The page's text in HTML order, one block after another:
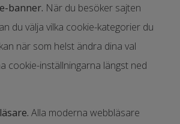
banner. När du besöker sajten
du välja vilka cookie-kategorier du
när som helst ändra dina val
cookie-inställningarna längst ned
Alla moderna webbläsare